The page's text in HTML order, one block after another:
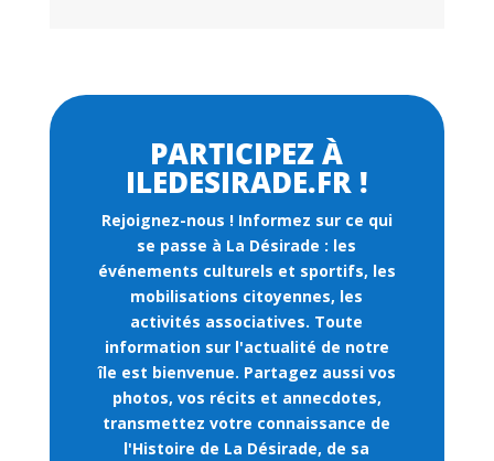
PARTICIPEZ À
ILEDESIRADE.FR !
Rejoignez-nous !Informez sur ce qui
se passe à La Désirade : les
événements culturels et sportifs, les
mobilisations citoyennes, les
activités associatives. Toute
information sur l'actualité de notre
île est bienvenue. Partagez aussi vos
photos, vos récits et annecdotes,
transmettez votre connaissance de
l'Histoire de La Désirade, de sa